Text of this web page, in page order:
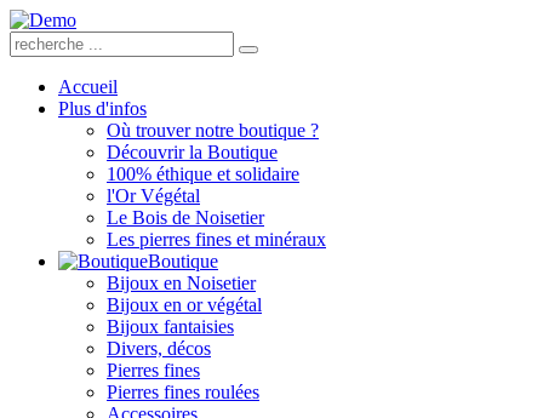
Accueil
Plus d'infos
Où trouver notre boutique ?
Découvrir la Boutique
100% éthique et solidaire
l'Or Végétal
Le Bois de Noisetier
Les pierres fines et minéraux
Boutique
Bijoux en Noisetier
Bijoux en or végétal
Bijoux fantaisies
Divers, décos
Pierres fines
Pierres fines roulées
Accessoires